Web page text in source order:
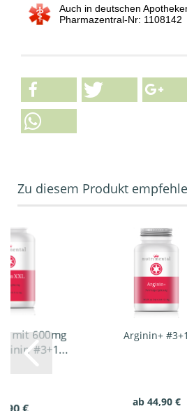
Auch in deutschen
Pharmazentral-Nr: 1108142
Zu diesem Produkt
mit 600mg
#3+1...
€
Arginin+ #3+1
ab 44,90 €